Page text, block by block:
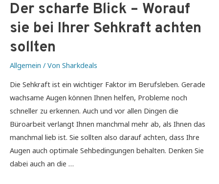
Der scharfe Blick – Worauf
sie bei Ihrer Sehkraft achten
sollten
Allgemein / Von Sharkdeals
Die Sehkraft ist ein wichtiger Faktor im Berufsleben. Gerade
wachsame Augen können Ihnen helfen, Probleme noch
schneller zu erkennen. Auch und vor allen Dingen die
Büroarbeit verlangt Ihnen manchmal mehr ab, als Ihnen das
manchmal lieb ist. Sie sollten also darauf achten, dass Ihre
Augen auch optimale Sehbedingungen behalten. Denken Sie
dabei auch an die …